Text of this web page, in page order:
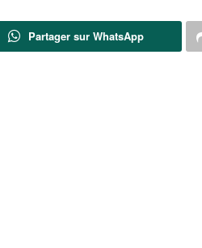
Partager sur WhatsApp